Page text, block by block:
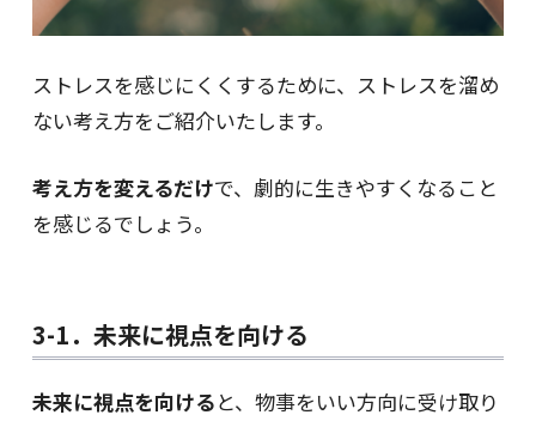
ストレスを感じにくくするために、ストレスを溜め
ない考え方をご紹介いたします。
考え方を変えるだけで、劇的に生きやすくなること
を感じるでしょう。
3-1．未来に視点を向ける
未来に視点を向けると、物事をいい方向に受け取り